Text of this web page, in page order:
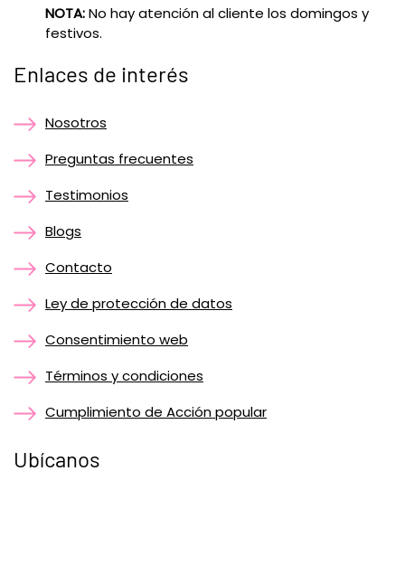
NOTA:No hay atención al cliente los domingos y
festivos.
Enlaces de interés
Nosotros
Preguntas frecuentes
Testimonios
Blogs
Contacto
Ley de protección de datos
Consentimiento web
Términos y condiciones
Cumplimiento de Acción popular
Ubícanos